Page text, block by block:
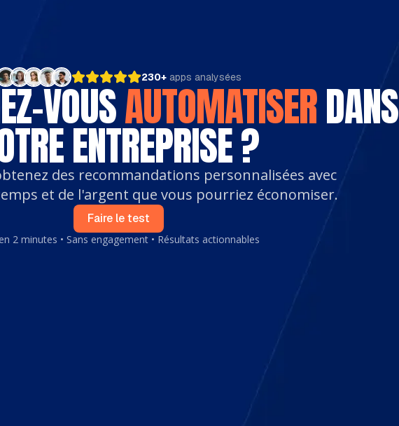
230+apps analysées
VOUSAUTOMATISERDANS
ENTREPRISE ?
des recommandations personnalisées avec
et de l'argent que vous pourriez économiser.
Faire le test
2 minutes • Sans engagement • Résultats actionnables